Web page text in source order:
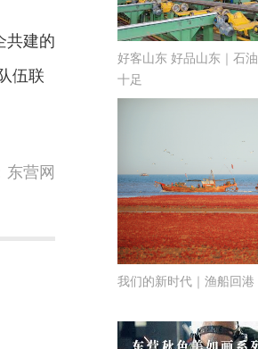
建的
伍联
东营网
好客山东 好品山东｜石
十足
我们的新时代｜渔船回